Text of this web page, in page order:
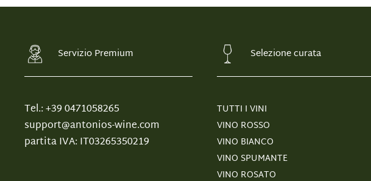
Servizio Premium Selezione curata
Tel.: +39 0471058265
support@antonios-wine.com
partita IVA: IT03265350219
TUTTI I VINI
VINO ROSSO
VINO BIANCO
VINO SPUMANTE
VINO ROSATO